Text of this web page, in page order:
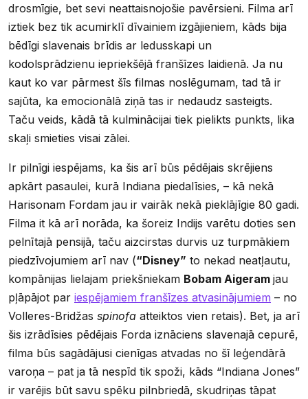
drosmīgie, bet sevi neattaisnojošie pavērsieni. Filma arī
iztiek bez tik acumirklī dīvainiem izgājieniem, kāds bija
bēdīgi slavenais brīdis ar ledusskapi un
kodolsprādzienu iepriekšējā franšīzes laidienā. Ja nu
kaut ko var pārmest šīs filmas noslēgumam, tad tā ir
sajūta, ka emocionālā ziņā tas ir nedaudz sasteigts.
Taču veids, kādā tā kulminācijai tiek pielikts punkts, lika
skaļi smieties visai zālei.
Ir pilnīgi iespējams, ka šis arī būs pēdējais skrējiens
apkārt pasaulei, kurā Indiana piedalīsies, – kā nekā
Harisonam Fordam jau ir vairāk nekā pieklājīgie 80 gadi.
Filma it kā arī norāda, ka šoreiz Indijs varētu doties sen
pelnītajā pensijā, taču aizcirstas durvis uz turpmākiem
piedzīvojumiem arī nav (“Disney” to nekad neatļautu,
kompānijas lielajam priekšniekam Bobam Aigeram jau
pļāpājot par iespējamiem franšīzes atvasinājumiem – no
Volleres-Bridžas spinofa atteiktos vien retais). Bet, ja arī
šis izrādīsies pēdējais Forda iznāciens slavenajā cepurē,
filma būs sagādājusi cienīgas atvadas no šī leģendārā
varoņa – pat ja tā nespīd tik spoži, kāds “Indiana Jones”
ir varējis būt savu spēku pilnbriedā, skudriņas tāpat